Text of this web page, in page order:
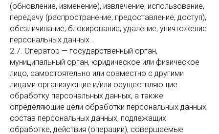
(обновление, изменение), извлечение, использование,
передачу (распространение, предоставление, доступ),
обезличивание, блокирование, удаление, уничтожение
персональных данных.
2.7. Оператор — государственный орган,
муниципальный орган, юридическое или физическое
лицо, самостоятельно или совместно с другими
лицами организующие и/или осуществляющие
обработку персональных данных, а также
определяющие цели обработки персональных данных,
состав персональных данных, подлежащих
обработке, действия (операции), совершаемые